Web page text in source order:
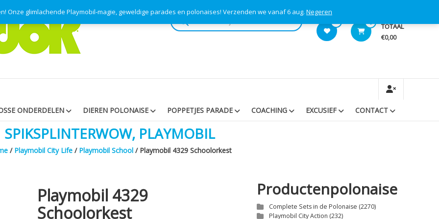
Onze glimlachende Playmobil-magie, geweldige parades en polonaises! Verzenden we vanaf 6 aug. Negeren
0 TOTAAL
€0,00
Producten
ONDERDELEN DIEREN POLONAISE POPPETJES PARADE COACHING EXCUSIEF CONTACT
SPIKSPLINTERWOW, PLAYMOBIL
/ Playmobil City Life/ Playmobil School/ Playmobil 4329 Schoolorkest
Playmobil 4329
Schoolorkest
Productenpolonaise
Complete Sets in de Polonaise (2270)
Playmobil City Action (232)